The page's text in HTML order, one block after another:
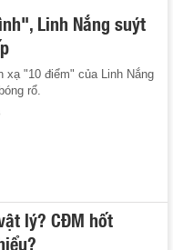
Linh Nắng suýt
xạ "10 điểm" của Linh Nắng
rổ.
lý? CĐM hốt